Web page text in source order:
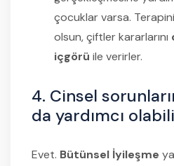
çocuklar varsa.
olsun, çiftler kararlarını
içgörü ile verirler.
4. Cinsel
da yardımcı
Evet. Bütünsel İyileşme